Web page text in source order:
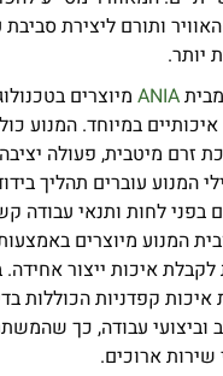
ותורם ליצירת סביבת
יותר.
ANIA מיוצרים
במיוחד. המנוע
זרם מיטבית, פעולה
המנוע עוברים תהליך
לחות ותנאי עבודה
המנוע מיוצרים
איכות ייצור אחידה.
איכות קפדניות הכוללות
וביצועי עבודה, כך
שירות ארוכים.